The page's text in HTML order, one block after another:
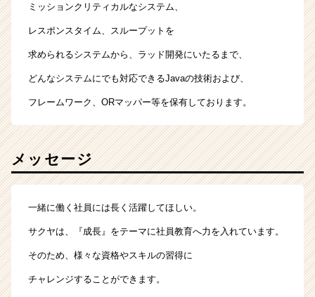
ミッションクリティカルなシステム、
レスポンスタイム、スループットを
求められるシステムから、ラッド開発にいたるまで、
どんなシステムにでも対応できるJavaの技術および、
フレームワーク、ORマッパー等を保有しております。
メッセージ
一緒に働く社員には長く活躍してほしい。
サクヤは、『成長』をテーマに社員教育へ力を入れています。
そのため、様々な資格やスキルの習得に
チャレンジすることができます。